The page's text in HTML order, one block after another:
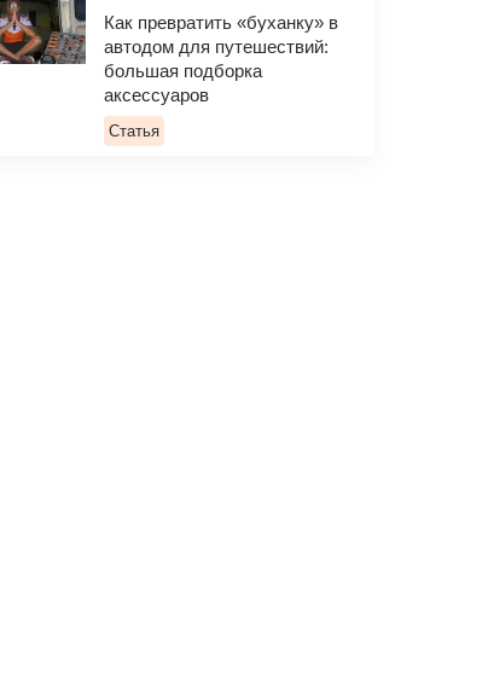
Как превратить «буханку» в
автодом для путешествий:
большая подборка
аксессуаров
Статья